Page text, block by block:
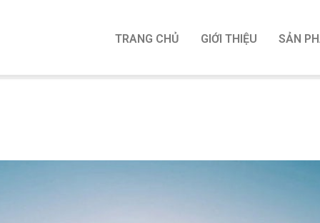
TRANG CHỦ GIỚI THIỆU SẢN